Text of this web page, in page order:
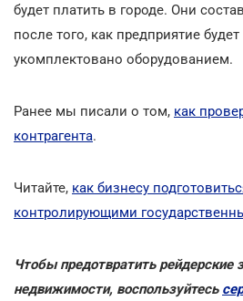
будет платить в городе. Они
после того, как предприятие
укомплектовано оборудованием.
Ранее мы писали о том, как
контрагента.
Читайте, как бизнесу
контролирующими
Чтобы предотвратить рейдерские
недвижимости, воспользуйтесь